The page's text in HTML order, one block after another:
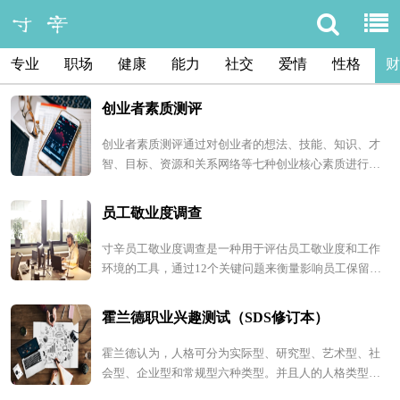
专业 职场 健康 能力 社交 爱情 性格
创业者素质测评
创业者素质测评通过对创业者的想法、技能、知识、才
智、目标、资源和关系网络等七种创业核心素质进行评
策和行动提供参考和指导。
员工敬业度调查
寸辛员工敬业度调查是一种用于评估员工敬业度和工作
环境的工具，通过12个关键问题来衡量影响员工保留、
并改善其内部管理和员工参与度。
霍兰德职业兴趣测试（SDS修订本）
霍兰德认为，人格可分为实际型、研究型、艺术型、社
会型、企业型和常规型六种类型。并且人的人格类型、